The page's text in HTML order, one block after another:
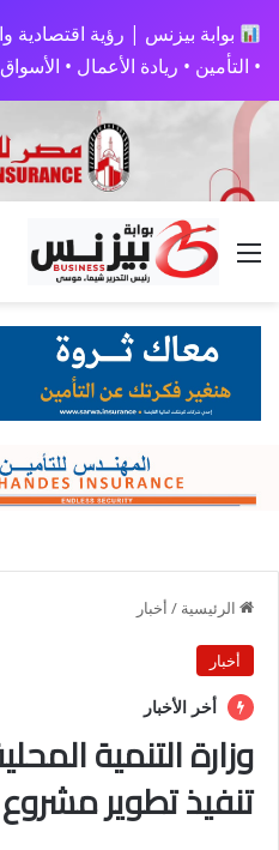
بوابة بيزنس | رؤية اقتصادية
• التأمين • ريادة الأعمال • الأسواق
القائمة
الرئيسية / أخبار
أخبار
أخر الأخبار
وزارة التنمية
تنفيذ تطوير